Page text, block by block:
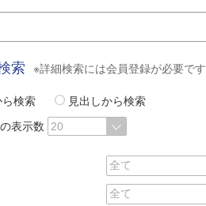
索 ※詳細検索には会員登録が必要です
検索
見出しから検索
表示数